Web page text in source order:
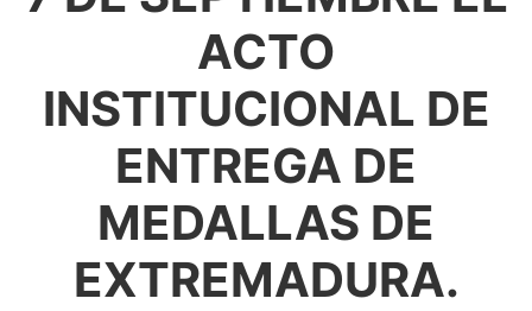
ACTO
INSTITUCIONAL DE
ENTREGA DE
MEDALLAS DE
EXTREMADURA.